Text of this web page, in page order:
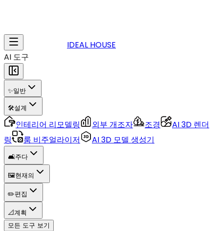
IDEAL HOUSE
AI 도구
✨일반
🛠️설계
인테리어 리모델링 외부 개조자 조경
AI 3D 렌더
링
룸 비주얼라이저 AI 3D 모델 생성기
🛋️주다
🖼️현재의
✏️편집
📐계획
모든 도구 보기